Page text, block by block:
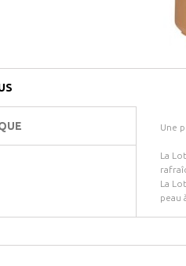
Une
La
La
peau